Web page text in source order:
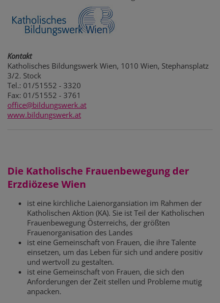
Kontakt
Katholisches Bildungswerk Wien, 1010 Wien, Stephansplatz
3/2. Stock
Tel.: 01/51552 - 3320
Fax: 01/51552 - 3761
office@bildungswerk.at
www.bildungswerk.at
Die Katholische Frauenbewegung der
Erzdiözese Wien
ist eine kirchliche Laienorgansiation im Rahmen der
Katholischen Aktion (KA). Sie ist Teil der Katholischen
Frauenbewegung Österreichs, der größten
Frauenorganisation des Landes
ist eine Gemeinschaft von Frauen, die ihre Talente
einsetzen, um das Leben für sich und andere positiv
und wertvoll zu gestalten.
ist eine Gemeinschaft von Frauen, die sich den
Anforderungen der Zeit stellen und Probleme mutig
anpacken.